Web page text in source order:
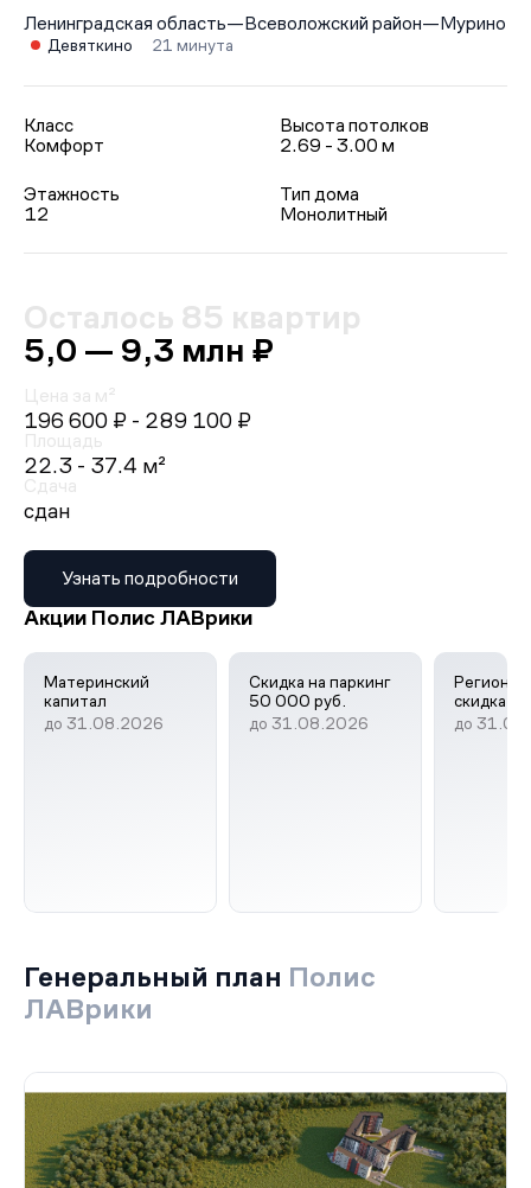
Ленинградская область—Всеволожский район—Мурино
Девяткино 21 минута
Класс
Комфорт
Высота потолков
2.69 - 3.00 м
Этажность
12
Тип дома
Монолитный
Осталось 85 квартир
5,0 — 9,3 млн ₽
Цена за м²
196 600 ₽ - 289 100 ₽
Площадь
22.3 - 37.4 м²
Сдача
сдан
Узнать подробности
Акции Полис ЛАВрики
Материнский
капитал
до 31.08.2026
Скидка на паркинг
50 000 руб.
до 31.08.2026
скидка
до
Генеральный план Полис
ЛАВрики